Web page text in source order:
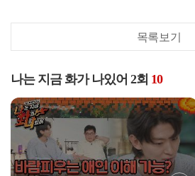
목록보기
나는 지금 화가 나있어 2회 10